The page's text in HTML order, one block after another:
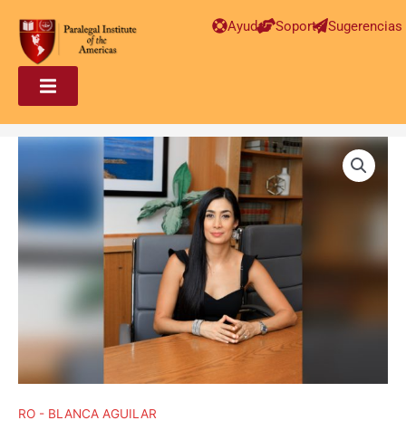
Ayuda Soporte Sugerencias
RO - BLANCA AGUILAR
Paralegal
–
BLANCA
AGUILAR